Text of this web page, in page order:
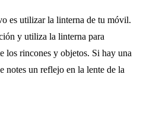
es utilizar la linterna de tu móvil.
y utiliza la linterna para
los rincones y objetos. Si hay una
notes un reflejo en la lente de la